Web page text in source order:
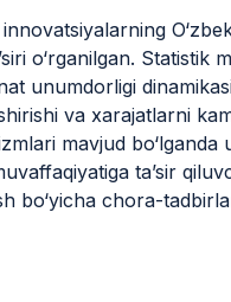
o‘rganilgan. Statistik
unumdorligi
va xarajatlarni
mavjud
ta’sir
bo‘yicha chora-